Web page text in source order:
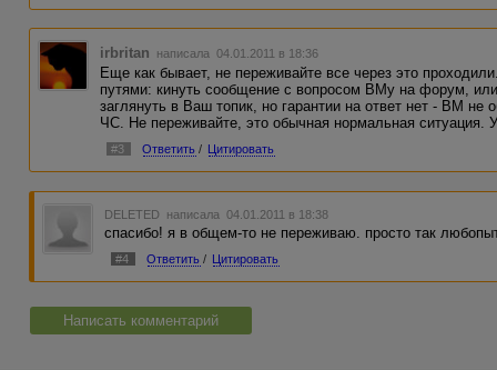
irbritan написала 04.01.2011 в 18:36
Еще как бывает, не переживайте все через это
путями: кинуть сообщение с вопросом ВМу на форум,
заглянуть в Ваш топик, но гарантии на ответ нет - ВМ не
ЧС. Не переживайте, это обычная нормальная ситуация.
#3 Ответить / Цитировать
DELETED написала 04.01.2011 в 18:38
спасибо! я в общем-то не переживаю. просто так
#4 Ответить / Цитировать
Написать комментарий